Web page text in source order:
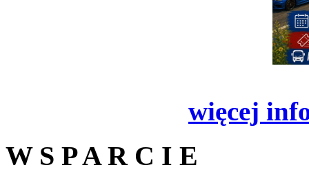
więcej
W S P A R C I E